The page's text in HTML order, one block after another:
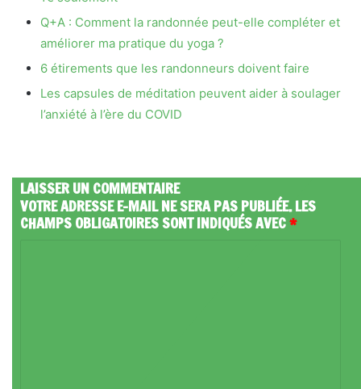
Q+A : Comment la randonnée peut-elle compléter et
améliorer ma pratique du yoga ?
6 étirements que les randonneurs doivent faire
Les capsules de méditation peuvent aider à soulager
l’anxiété à l’ère du COVID
LAISSER UN COMMENTAIRE
VOTRE ADRESSE E-MAIL NE SERA PAS PUBLIÉE.LES
CHAMPS OBLIGATOIRES SONT INDIQUÉS AVEC*